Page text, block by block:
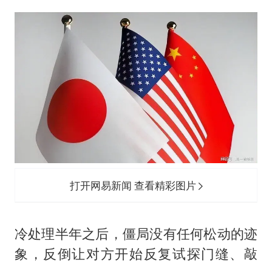
打开网易新闻 查看精彩图片
冷处理半年之后，僵局没有任何松动的迹
象，反倒让对方开始反复试探门缝、敲